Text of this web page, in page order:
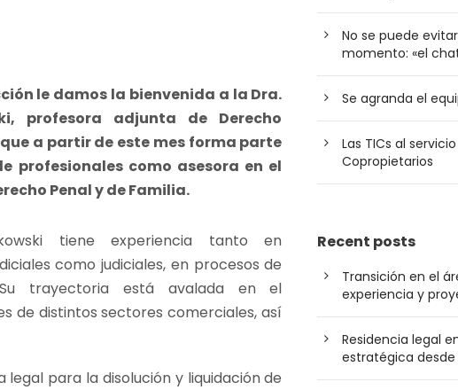
le damos la bienvenida a la Dra.
profesora adjunta de Derecho
que a partir de este mes forma parte
profesionales como asesora en el
Penal y de Familia.
tiene experiencia tanto en
como judiciales, en procesos de
trayectoria está avalada en el
de distintos sectores comerciales, así
para la disolución y liquidación de
No se puede
momento: «el
Se agranda el
Las TICs al
Copropietarios
Recent posts
Transición en el
experiencia y
Residencia legal
estratégica